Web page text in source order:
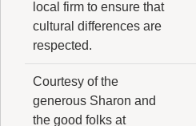
local firm to ensure that
cultural differences are
respected.
Courtesy of the
generous Sharon and
the good folks at